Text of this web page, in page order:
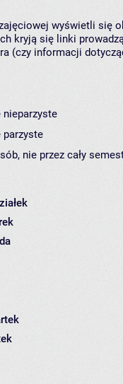
wyświetli się
kryją się linki
(czy informacji
parzyste
nie przez cały